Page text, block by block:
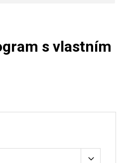
s vlastním